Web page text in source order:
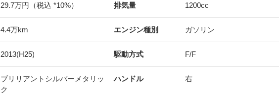
29.7万円（税込 *10%） 排気量 1200cc
4.4万km エンジン種別 ガソリン
2013(H25) 駆動方式 F/F
ブリリアントシルバーメタリッ
ク
ハンドル 右